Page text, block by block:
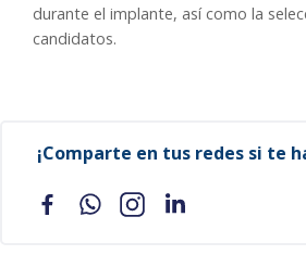
durante el implante, así como la
candidatos.
¡Comparte en tus redes si te